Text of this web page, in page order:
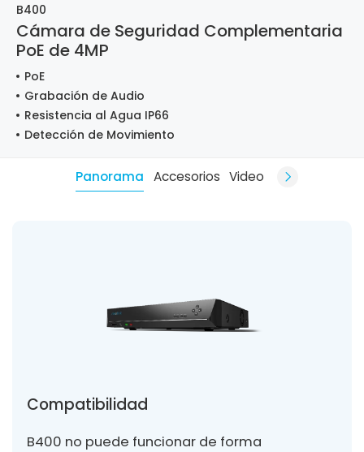
B400
Cámara de Seguridad Complementaria
PoE de 4MP
PoE
Grabación de Audio
Resistencia al Agua IP66
Detección de Movimiento
Panorama Accesorios Video
Compatibilidad
B400 no puede funcionar de forma